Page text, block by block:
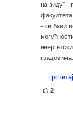
на зиду” -
- се бави
...
2